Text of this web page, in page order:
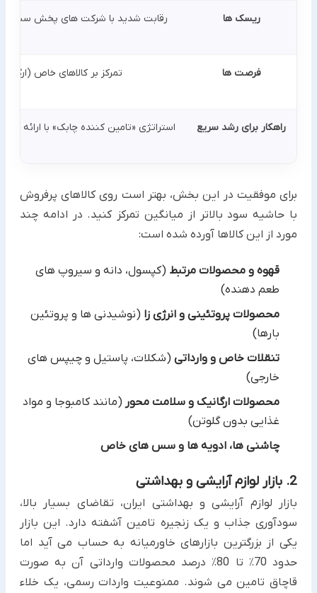
ریسک ها رقابت شدید با شرکت های پخش سنتی،
فرصت ها تمرکز بر کالاهای خاص
راهکار برای رشد سریع استراتژی «تامین کننده چابک» با ارائه
برای موفقیت در این بخش، بهتر است روی کالاهای پرفروش
با حاشیه سود بالاتر از میانگین تمرکز کنید. در ادامه چند
مورد از این کالاها آورده شده است:
قهوه و محصولات مرتبط (کپسول، دانه و سیروپ های
طعم دهنده)
محصولات پروتئینی و انرژی زا (نوشیدنی ها و پروتئین
بارها)
تنقلات خاص و وارداتی (شکلات، پاستیل و چیپس های
خارجی)
محصولات ارگانیک و سلامت محور (مانند کامبوجا و مواد
غذایی بدون گلوتن)
چاشنی ها، ادویه ها و سس های خاص
2. بازار لوازم آرایشی و بهداشتی
بازار لوازم آرایشی و بهداشتی ایران، تقاضای بسیار بالا،
سودآوری جذاب و یک زنجیره تامین آشفته دارد. این بازار
یکی از بزرگترین بازارهای خاورمیانه به حساب می آید اما
حدود 70٪ تا 80٪ درصد محصولات وارداتی آن به صورت
قاچاق تامین می شوند. ممنوعیت واردات رسمی، یک خلاء